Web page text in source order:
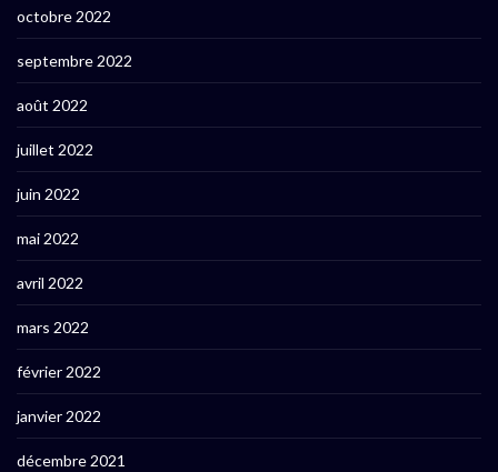
octobre 2022
septembre 2022
août 2022
juillet 2022
juin 2022
mai 2022
avril 2022
mars 2022
février 2022
janvier 2022
décembre 2021